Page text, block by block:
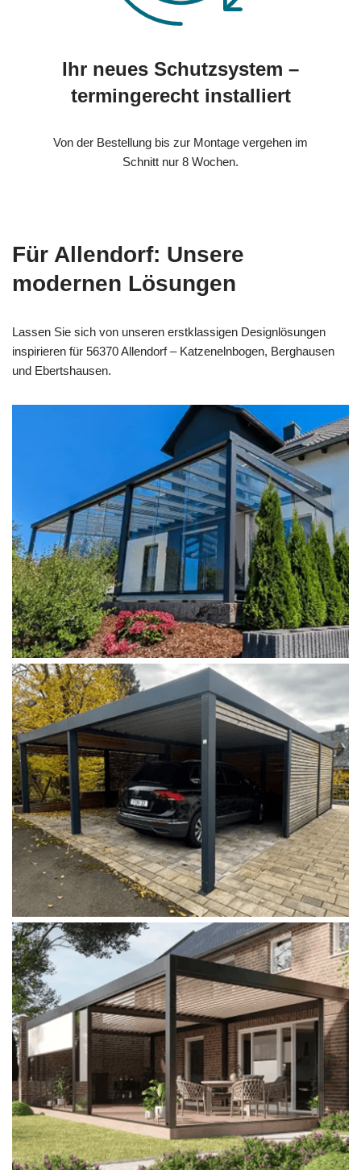
Ihr neues Schutzsystem –
termingerecht installiert
Von der Bestellung bis zur Montage vergehen im
Schnitt nur 8 Wochen.
Für Allendorf: Unsere
modernen Lösungen
Lassen Sie sich von unseren erstklassigen Designlösungen
inspirieren für 56370 Allendorf – Katzenelnbogen, Berghausen
und Ebertshausen.